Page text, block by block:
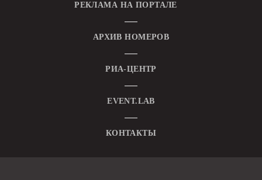
РЕКЛАМА НА ПОРТАЛЕ
АРХИВ НОМЕРОВ
РИА-ЦЕНТР
EVENT.LAB
КОНТАКТЫ